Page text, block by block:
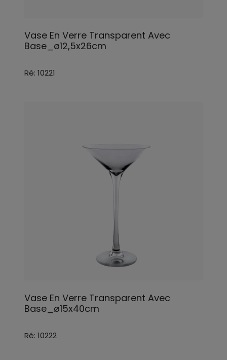
Vase En Verre Transparent Avec
Base_ø12,5x26cm
Ré: 10221
Vase En Verre Transparent Avec
Base_ø15x40cm
Ré: 10222